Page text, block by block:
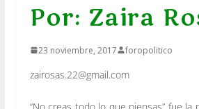
Por: Zaira
23 noviembre, 2017 foropolitico
zairosas.22@gmail.com